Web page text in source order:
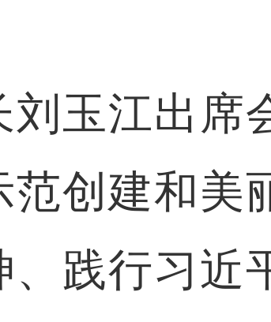
玉江出席
创建和美
践行习近